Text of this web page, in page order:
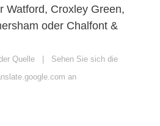
Watford, Croxley Green,
oder Chalfont &
Quelle
Sehen Sie sich die
an